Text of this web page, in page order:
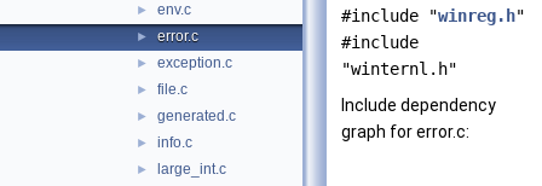
► env.c
► error.c
► exception.c
► file.c
► generated.c
► info.c
► large_int.c
#include "winreg.h"
#include
"winternl.h"
Include dependency
graph for error.c: